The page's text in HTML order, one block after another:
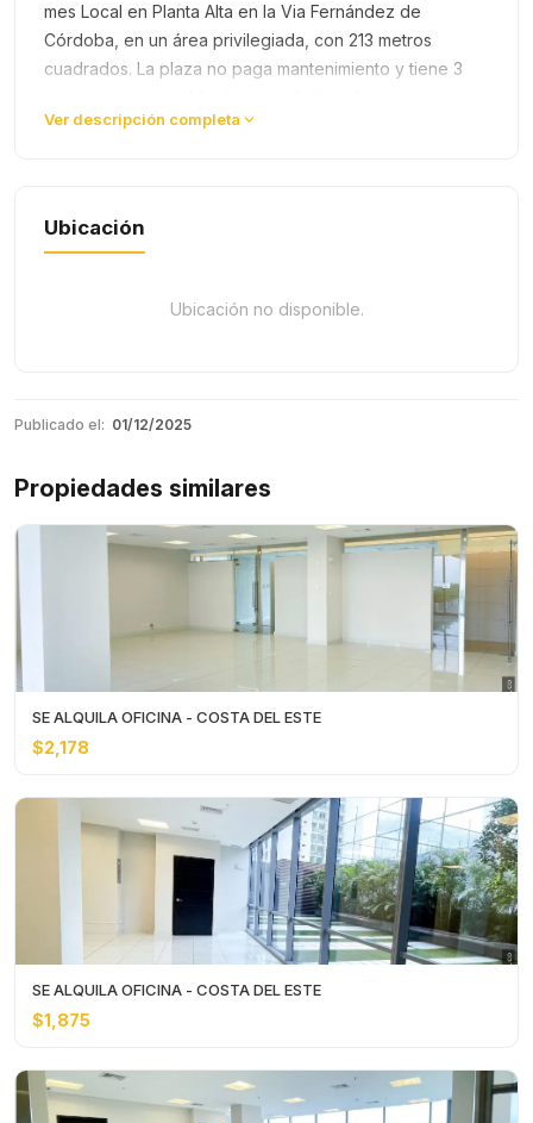
mes Local en Planta Alta en la Via Fernández de
Córdoba, en un área privilegiada, con 213 metros
cuadrados. La plaza no paga mantenimiento y tiene 3
oficinas de abogados y …
Ver descripción completa
Ubicación
Ubicación no disponible.
Publicado el: 01/12/2025
Propiedades similares
SE ALQUILA OFICINA - COSTA DEL ESTE
$2,178
SE ALQUILA OFICINA - COSTA DEL ESTE
$1,875